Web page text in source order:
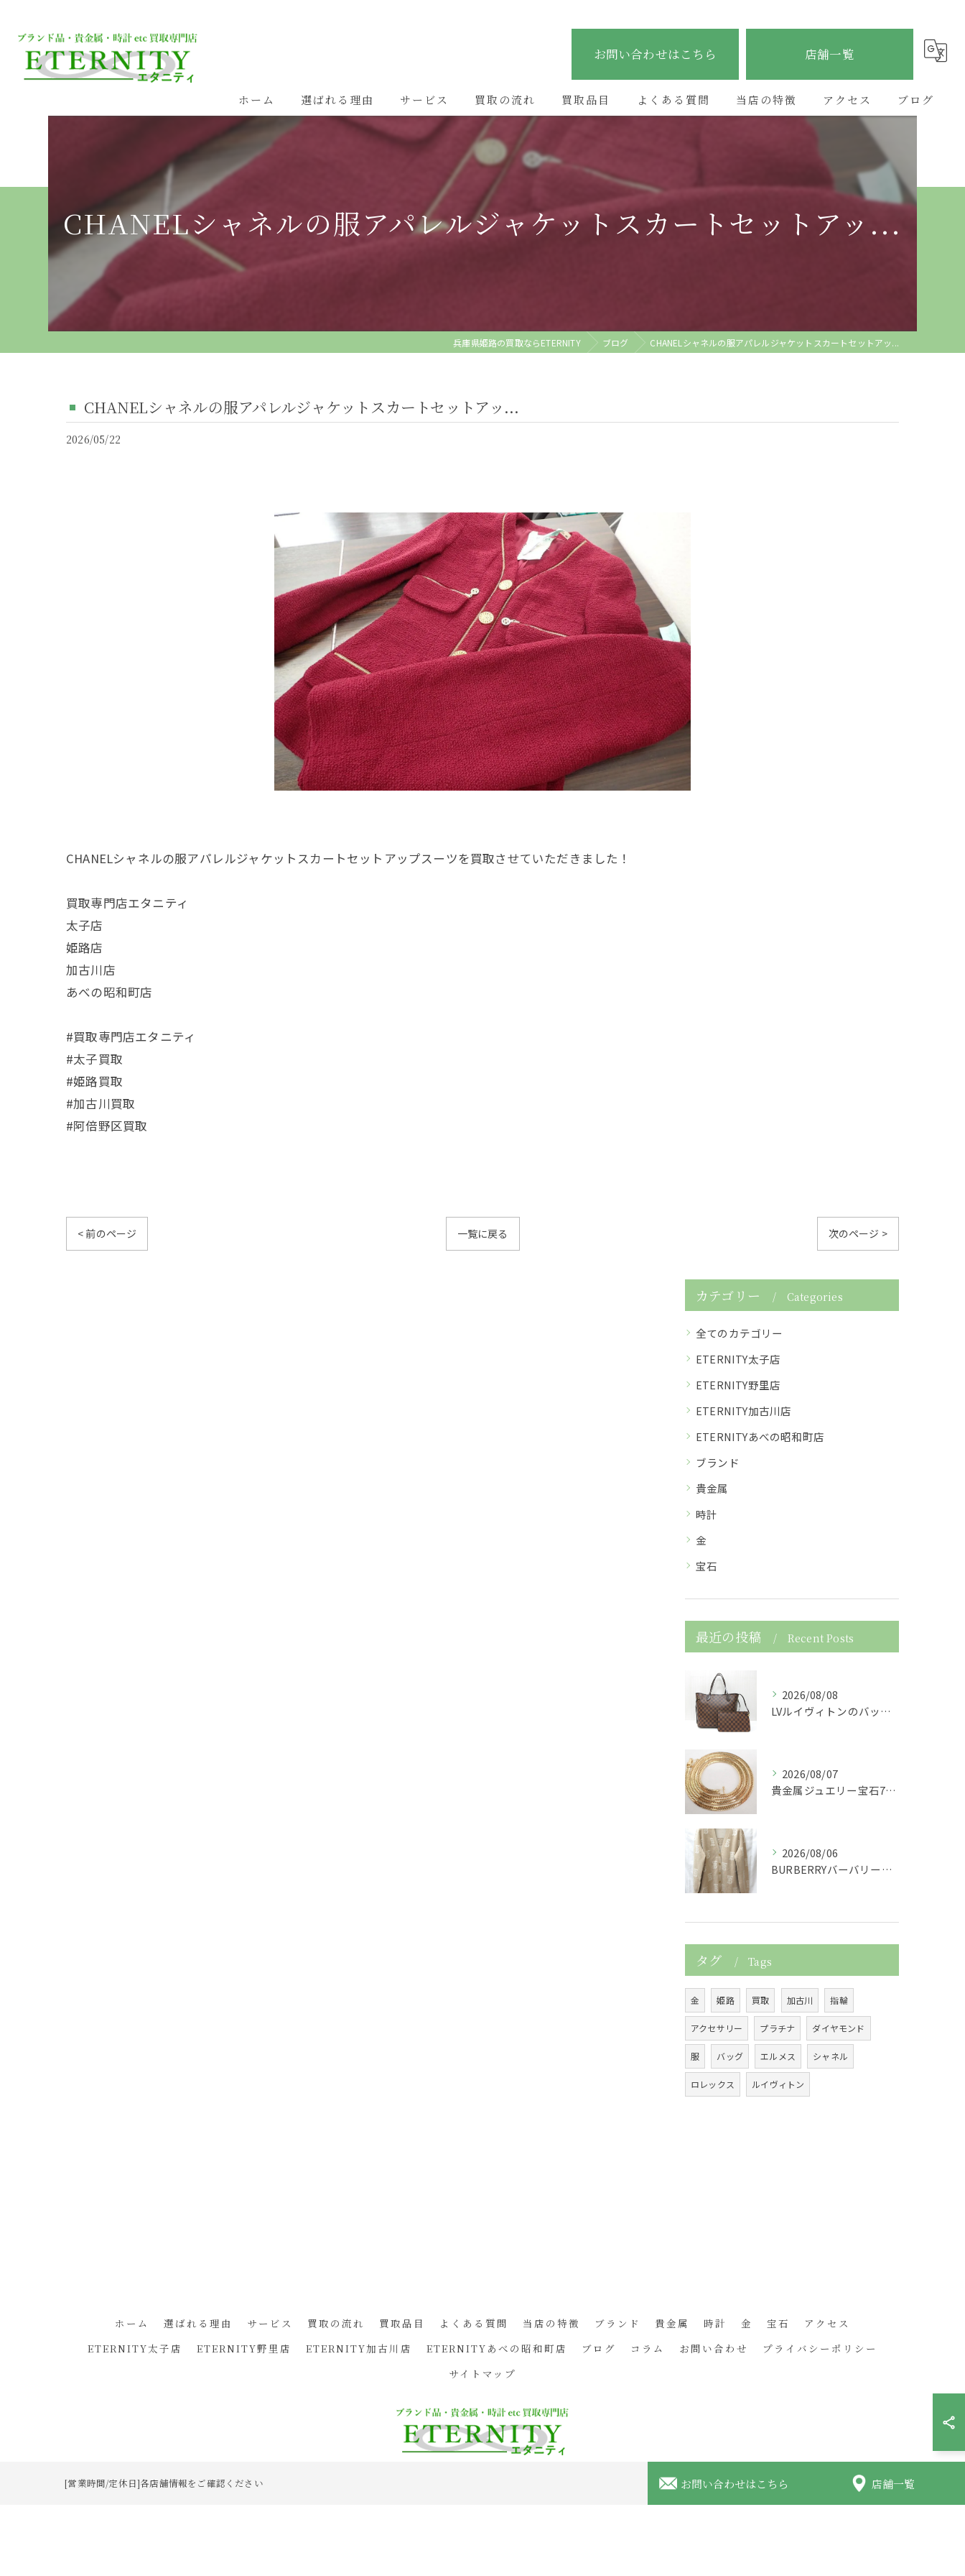
お問い合わせはこちら 店舗一覧
ホーム 選ばれる理由 サービス 買取の流れ 買取品目 よくある質問 当店の特徴
時計
アクセス
ETERNITY太子店
ETERNITY野里店
ETERNITY加古川店
ブログ
CHANELシャネルの服アパレルジャケットスカートセットアッ...
兵庫県姫路の買取ならETERNITY ブログ CHANELシャネルの服アパレルジャケットスカートセットアッ...
CHANELシャネルの服アパレルジャケットスカートセットアッ...
2026/05/22
CHANELシャネルの服アパレルジャケットスカートセットアップスーツを買取させていただきました！
買取専門店エタニティ
太子店
姫路店
加古川店
あべの昭和町店
#買取専門店エタニティ
#太子買取
#姫路買取
#加古川買取
#阿倍野区買取
< 前のページ 一覧に戻る 次のページ >
カテゴリー Categories
全てのカテゴリー
ETERNITY太子店
ETERNITY野里店
ETERNITY加古川店
ETERNITYあべの昭和町店
ブランド
貴金属
時計
金
宝石
最近の投稿 Recent Posts
2026/08/08
LVルイヴィトンのバッグダミエネヴァーフルショルダーバッグト...
2026/08/07
貴金属ジュエリー宝石750K18金製の喜平ネックレスを買取さ...
2026/08/06
BURBERRYバーバリーの服アパレルTBニットカーディガン...
タグ Tags
金 姫路 買取 加古川 指輪
アクセサリー プラチナ ダイヤモンド
服 バッグ エルメス シャネル
ロレックス ルイヴィトン
[営業時間/定休日]各店舗情報をご確認ください お問い合わせはこちら 店舗一覧
ホーム 選ばれる理由 サービス 買取の流れ 買取品目 よくある質問 当店の特徴 ブランド 貴金属 時計 金 宝石
アクセス
ETERNITY太子店
ETERNITY野里店 ETERNITY加古川店 ETERNITYあべの昭和町店 ブログ コラム お問い合わせ
プライバシーポリシー
サイトマップ